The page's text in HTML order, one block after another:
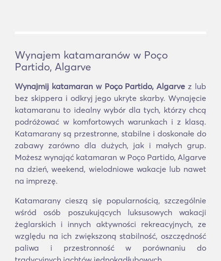
Wynajem katamaranów w Poço
Partido, Algarve
Wynajmij katamaran w Poço Partido, Algarve z lub
bez skippera i odkryj jego ukryte skarby. Wynajęcie
katamaranu to idealny wybór dla tych, którzy chcą
podróżować w komfortowych warunkach i z klasą.
Katamarany są przestronne, stabilne i doskonałe do
zabawy zarówno dla dużych, jak i małych grup.
Możesz wynająć katamaran w Poço Partido, Algarve
na dzień, weekend, wielodniowe wakacje lub nawet
na imprezę.
Katamarany cieszą się popularnością, szczególnie
wśród osób poszukujących luksusowych wakacji
żeglarskich i innych aktywności rekreacyjnych, ze
względu na ich zwiększoną stabilność, oszczędność
paliwa i przestronność w porównaniu do